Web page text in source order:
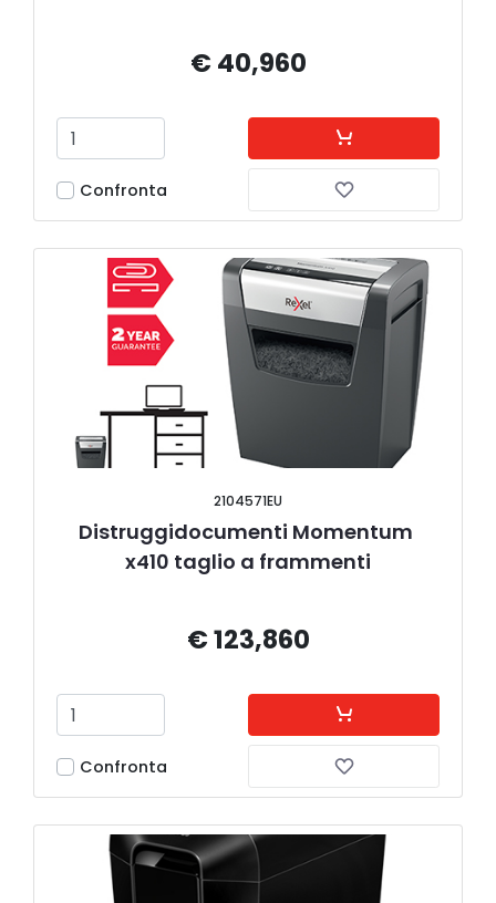
€ 40,960
Confronta
2104571EU
Distruggidocumenti Momentum
x410 taglio a frammenti
€ 123,860
Confronta